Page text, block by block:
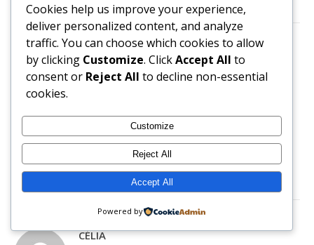
RUTE JUSTINO
OCTOBER 16, 2018 AT 9:15 PM
Eles também não são assim muito
conhecidos
CÉLIA
Cookies help us improve your experience,
deliver personalized content, and analyze
traffic. You can choose which cookies to allow
by clicking Customize. ClickAccept All to
consent or Reject All to decline non-essential
cookies.
Customize
Reject All
Accept All
Powered by